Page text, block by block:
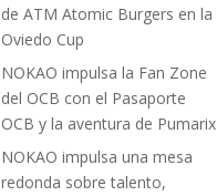
de ATM Atomic Burgers en la
Oviedo Cup
NOKAO impulsa la Fan Zone
del OCB con el Pasaporte
OCB y la aventura de Pumarix
NOKAO impulsa una mesa
redonda sobre talento,